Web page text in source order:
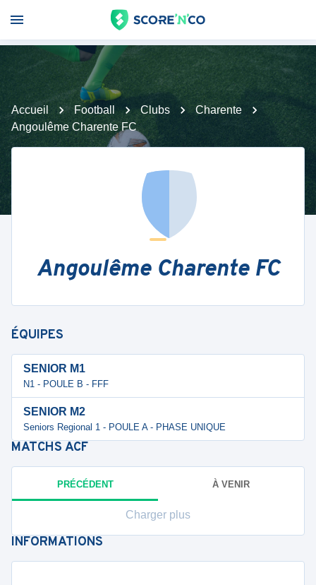
Accueil Football Clubs
Charente
Angoulême Charente FC
Angoulême Charente FC
ÉQUIPES
SENIOR M1
N1 - POULE B - FFF
SENIOR M2
Seniors Regional 1 - POULE A - PHASE UNIQUE
MATCHS ACF
PRÉCÉDENT À VENIR
Charger plus
INFORMATIONS